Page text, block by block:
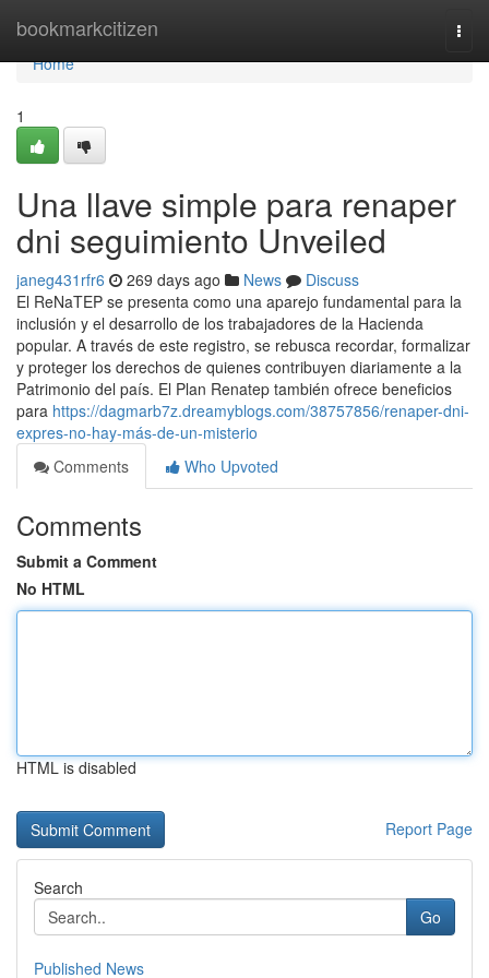
bookmarkcitizen
Home
Home
1
Una llave simple para renaper
dni seguimiento Unveiled
janeg431rfr6 269 days ago News
Discuss
El⁣ ReNaTEP se presenta como ‍una ⁣aparejo fundamental para la
inclusión y el desarrollo de los trabajadores de la Hacienda
popular. ⁣A través de este registro,⁣ se rebusca recordar, formalizar
y proteger los derechos de quienes contribuyen diariamente a la
Patrimonio del país. El Plan Renatep también ofrece beneficios
para https://dagmarb7z.dreamyblogs.com/38757856/renaper-dni-
expres-no-hay-más-de-un-misterio
Comments
Who Upvoted
Comments
Submit a Comment
No HTML
HTML is disabled
Report Page
Search
Go
Published News